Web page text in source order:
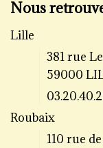
Nous
Lille
381 rue
59000
Roubaix
110 rue